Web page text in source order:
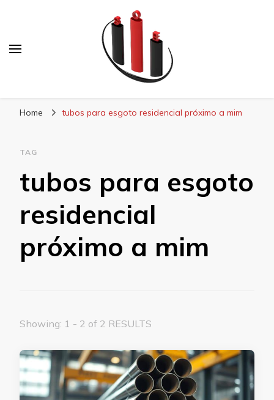
Home tubos para esgoto residencial próximo a mim
TAG
tubos para esgoto
residencial
próximo a mim
Showing: 1 - 2 of 2 RESULTS